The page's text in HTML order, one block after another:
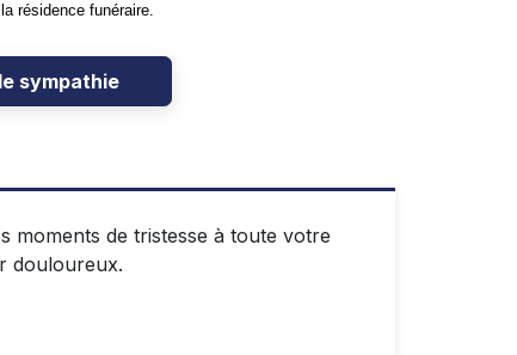
résidence funéraire.
sympathie
moments de tristesse à toute votre
douloureux.